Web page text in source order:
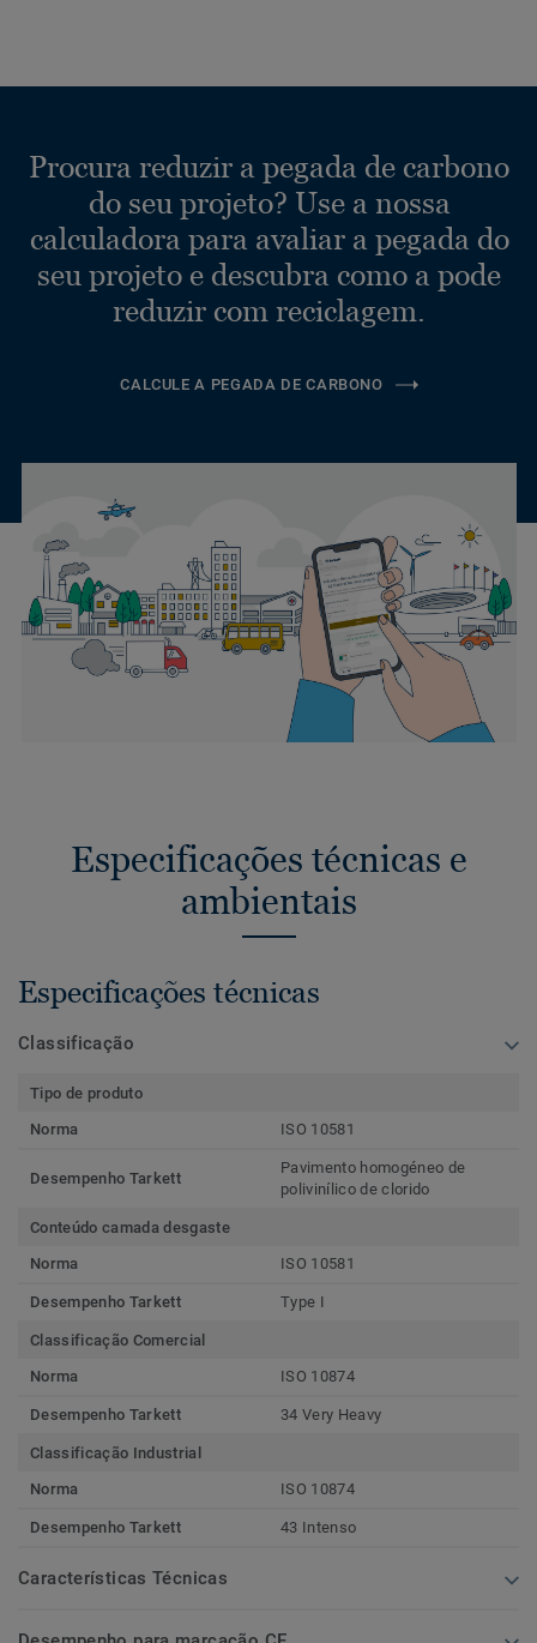
Procura reduzir a pegada de carbono
do seu projeto? Use a nossa
calculadora para avaliar a pegada do
seu projeto e descubra como a pode
reduzir com reciclagem.
CALCULE A PEGADA DE CARBONO
Especificações técnicas e
ambientais
Especificações técnicas
Classificação
Tipo de produto
Norma
ISO 10581
Desempenho Tarkett
Pavimento homogéneo de
polivinílico de clorido
Conteúdo camada desgaste
Norma
ISO 10581
Desempenho Tarkett Type I
Classificação Comercial
Norma
ISO 10874
Desempenho Tarkett 34 Very Heavy
Classificação Industrial
Norma
ISO 10874
Desempenho Tarkett 43 Intenso
Características Técnicas